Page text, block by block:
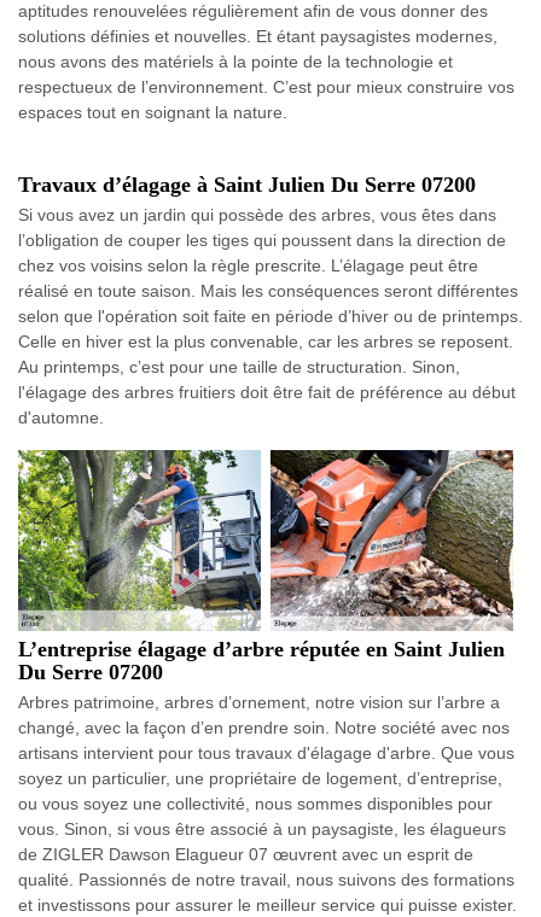
aptitudes renouvelées régulièrement afin de vous donner des
solutions définies et nouvelles. Et étant paysagistes modernes,
nous avons des matériels à la pointe de la technologie et
respectueux de l’environnement. C’est pour mieux construire vos
espaces tout en soignant la nature.
Travaux d’élagage à Saint Julien Du Serre 07200
Si vous avez un jardin qui possède des arbres, vous êtes dans
l’obligation de couper les tiges qui poussent dans la direction de
chez vos voisins selon la règle prescrite. L’élagage peut être
réalisé en toute saison. Mais les conséquences seront différentes
selon que l'opération soit faite en période d’hiver ou de printemps.
Celle en hiver est la plus convenable, car les arbres se reposent.
Au printemps, c’est pour une taille de structuration. Sinon,
l'élagage des arbres fruitiers doit être fait de préférence au début
d'automne.
L’entreprise élagage d’arbre réputée en Saint Julien
Du Serre 07200
Arbres patrimoine, arbres d’ornement, notre vision sur l’arbre a
changé, avec la façon d’en prendre soin. Notre société avec nos
artisans intervient pour tous travaux d'élagage d'arbre. Que vous
soyez un particulier, une propriétaire de logement, d’entreprise,
ou vous soyez une collectivité, nous sommes disponibles pour
vous. Sinon, si vous être associé à un paysagiste, les élagueurs
de ZIGLER Dawson Elagueur 07 œuvrent avec un esprit de
qualité. Passionnés de notre travail, nous suivons des formations
et investissons pour assurer le meilleur service qui puisse exister.